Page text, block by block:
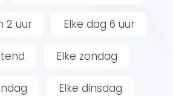
2 uur Elke dag 6 uur
Elke zondag
Elke dinsdag